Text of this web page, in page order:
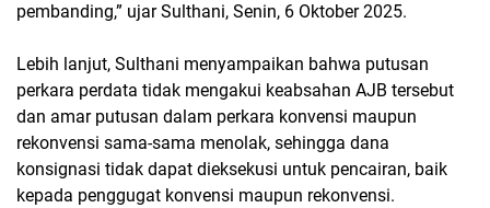
pembanding,” ujar Sulthani, Senin, 6 Oktober 2025.
Lebih lanjut, Sulthani menyampaikan bahwa putusan
perkara perdata tidak mengakui keabsahan AJB tersebut
dan amar putusan dalam perkara konvensi maupun
rekonvensi sama-sama menolak, sehingga dana
konsignasi tidak dapat dieksekusi untuk pencairan, baik
kepada penggugat konvensi maupun rekonvensi.